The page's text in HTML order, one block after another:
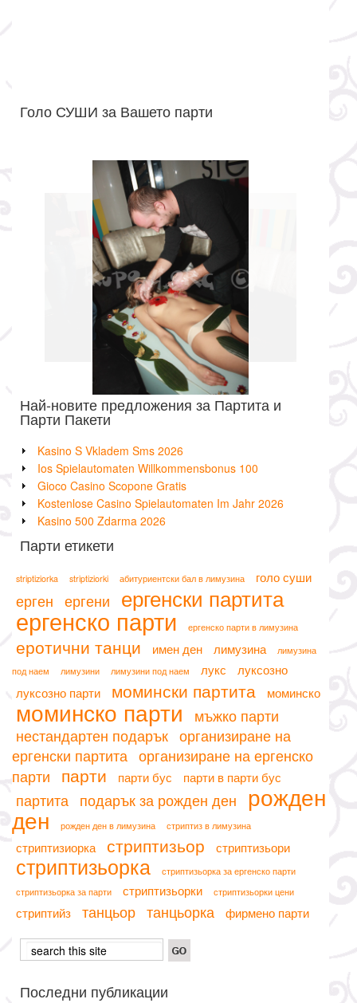
Голо СУШИ за Вашето парти
Най-новите предложения за Партита и
Парти Пакети
Kasino S Vkladem Sms 2026
Ios Spielautomaten Willkommensbonus 100
Gioco Casino Scopone Gratis
Kostenlose Casino Spielautomaten Im Jahr 2026
Kasino 500 Zdarma 2026
Парти етикети
striptiziorka striptiziorki абитуриентски бал в лимузина голо суши
ерген ергени ергенски партита
ергенско парти ергенско парти в лимузина
еротични танци имен ден лимузина
лимузина
под наем
лимузини лимузини под наем лукс
луксозно
луксозно парти
момински партита моминско
моминско парти
мъжко парти
нестандартен подарък организиране на
ергенски партита организиране на ергенско
парти
парти парти бус парти в парти бус
партита подарък за рожден ден рожден
ден рожден ден в лимузина стриптиз в лимузина
стриптизиорка стриптизьор стриптизьори
стриптизьорка
стриптизьорка за ергенско парти
стриптизьорка за парти
стриптизьорки стриптизьорки цени
стриптийз танцьор танцьорка фирмено парти
Последни публикации